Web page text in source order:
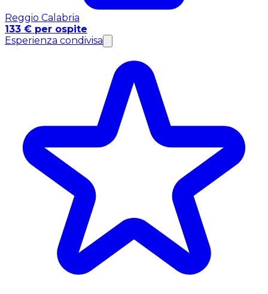
Reggio Calabria
133 € per ospite
Esperienza condivisa